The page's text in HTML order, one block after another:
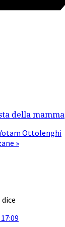
della mamma
Ottolenghi
»
dice